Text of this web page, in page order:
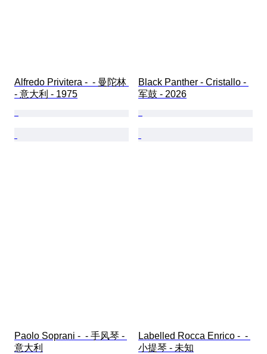
Alfredo Privitera -  - 曼陀林
- 意大利 - 1975
Black Panther - Cristallo -
军鼓 - 2026
Paolo Soprani -  - 手风琴 -
意大利
Labelled Rocca Enrico -  -
小提琴 - 未知